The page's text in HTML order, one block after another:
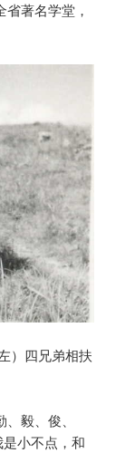
著名学堂，
）四兄弟相扶
毅、俊、
小不点，和